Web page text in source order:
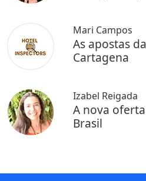
Mari Campos
As apostas
Cartagena
Izabel Reigada
A nova
Brasil